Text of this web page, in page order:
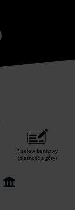
Przelew bankowy
(płatność z góry)